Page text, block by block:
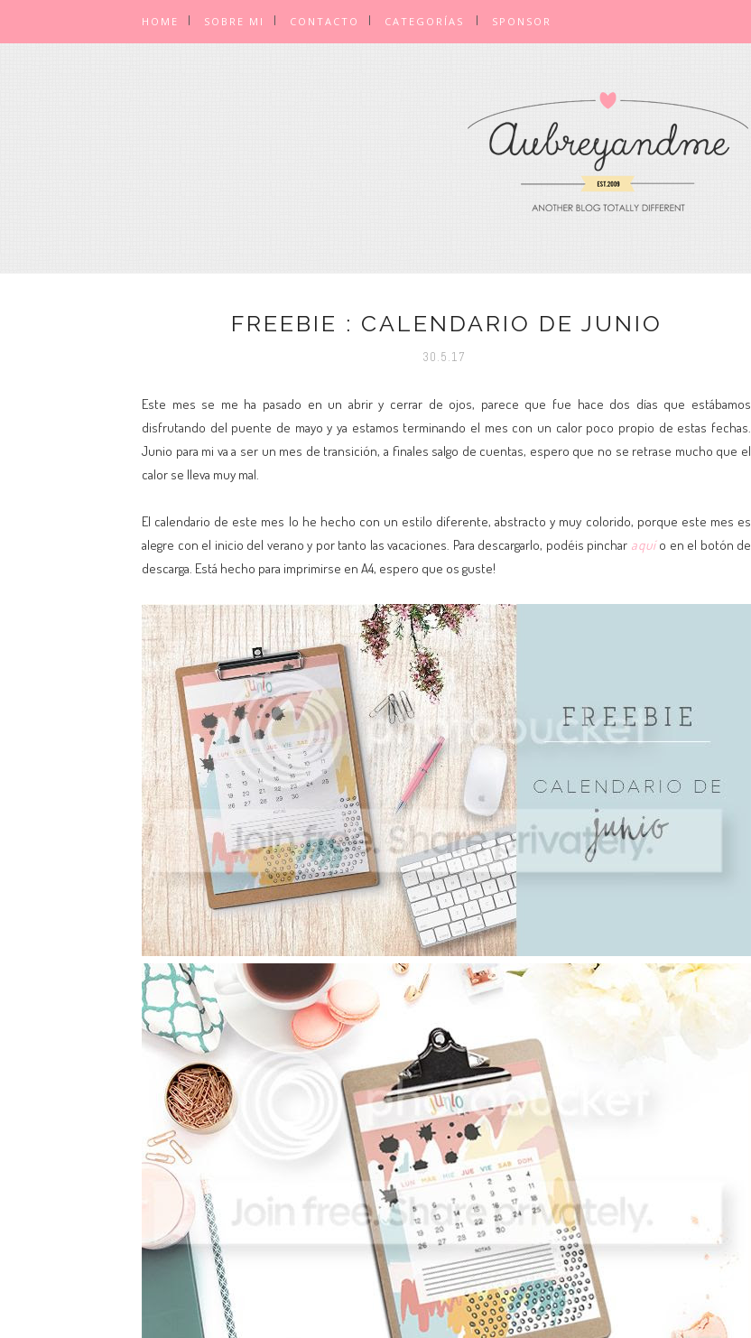
HOME SOBRE MI CONTACTO CATEGORÍAS SPONSOR
FREEBIE : CALENDARIO DE JUNIO
30.5.17
Este mes se me ha pasado en un abrir y cerrar de ojos, parece que fue hace dos días que estábamos
disfrutando del puente de mayo y ya estamos terminando el mes con un calor poco propio de estas fechas.
Junio para mi va a ser un mes de transición, a finales salgo de cuentas, espero que no se retrase mucho que el
calor se lleva muy mal.
El calendario de este mes lo he hecho con un estilo diferente, abstracto y muy colorido, porque este mes es
alegre con el inicio del verano y por tanto las vacaciones. Para descargarlo, podéis pinchar aquío en el botón de
descarga. Está hecho para imprimirse en A4, espero que os guste!